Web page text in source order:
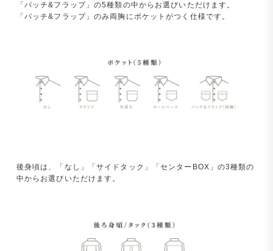
「パッチ&フラップ」の5種類の中からお選びいただけます。
「パッチ&フラップ」のみ両胸にポケットがつく仕様です。
後身頃は、「なし」「サイドタック」「センターBOX」の3種類の
中からお選びいただけます。